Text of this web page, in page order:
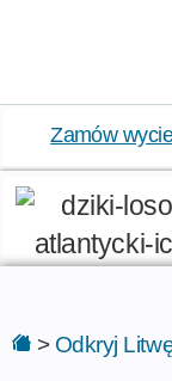
Zamów
> Odkryj